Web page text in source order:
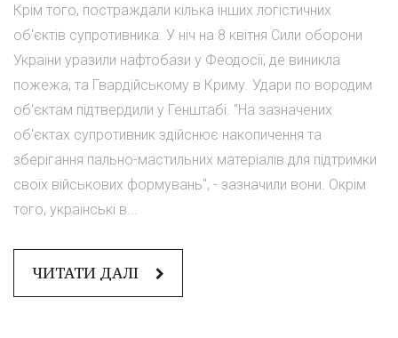
Крім того, постраждали кілька інших логістичних
об'єктів супротивника. У ніч на 8 квітня Сили оборони
України уразили нафтобази у Феодосії, де виникла
пожежа, та Гвардійському в Криму. Удари по вородим
об'єктам підтвердили у Генштабі. "На зазначених
об'єктах супротивник здійснює накопичення та
зберігання пально-мастильних матеріалів для підтримки
своїх військових формувань", - зазначили вони. Окрім
того, українські в...
ЧИТАТИ ДАЛІ